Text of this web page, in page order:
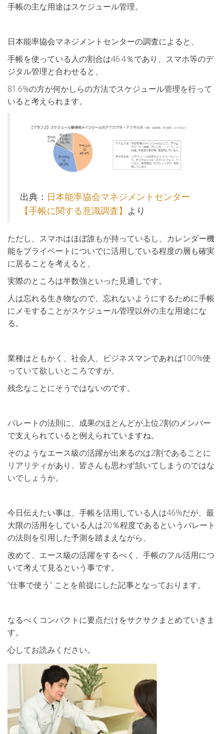
手帳の主な用途はスケジュール管理。
日本能率協会マネジメントセンターの調査によると、
手帳を使っている人の割合は46.4％であり、スマホ等のデ
ジタル管理と合わせると、
81.6%の方が何かしらの方法でスケジュール管理を行って
いると考えられます。
出典： 日本能率協会マネジメントセンター
【手帳に関する意識調査】 より
ただし、スマホはほぼ誰もが持っているし、カレンダー機
能をプライベートについでに活用している程度の層も確実
に居ることを考えると、
実際のところは半数強といった見通しです。
人は忘れる生き物なので、忘れないようにするために手帳
にメモすることがスケジュール管理以外の主な用途にな
る。
業種はともかく、社会人、ビジネスマンであれば100%使
っていて欲しいところですが、
残念なことにそうではないのです。
パレートの法則に、成果のほとんどが上位2割のメンバー
で支えられていると例えられていますね。
そのようなエース級の活躍が出来るのは2割であることに
リアリティがあり、皆さんも思わず頷いてしまうのではな
いでしょうか。
今日伝えたい事は、手帳を活用している人は46%だが、最
大限の活用をしている人は20％程度であるというパレート
の法則を引用した予測を踏まえながら、
改めて、エース級の活躍をするべく、手帳のフル活用につ
いて考えて見るという事です。
”仕事で使う” ことを前提にした記事となっております。
なるべくコンパクトに要点だけをサクサクまとめていきま
す。
心してお読みください。